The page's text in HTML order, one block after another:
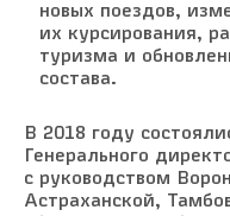
новых поездов,
их курсирования,
туризма и
состава.
В 2018 году
Генерального
с руководством
Астраханской,